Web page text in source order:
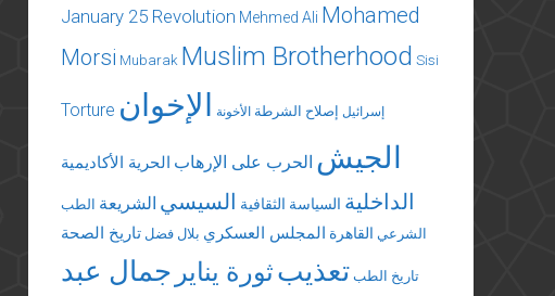
January 25 Revolution Mehmed Ali Mohamed
Morsi Mubarak Muslim Brotherhood Sisi
Torture إسرائيل إصلاح الشرطة الأخونة الإخوان
الجيش الحرب على الإرهاب الحرية الأكاديمية
الداخلية السياسة الثقافية السيسي الشريعة الطب
الشرعي القاهرة المجلس العسكري بلال فضل تاريخ الصحة
تاريخ الطب تعذيبثورة يناير جمال عبد